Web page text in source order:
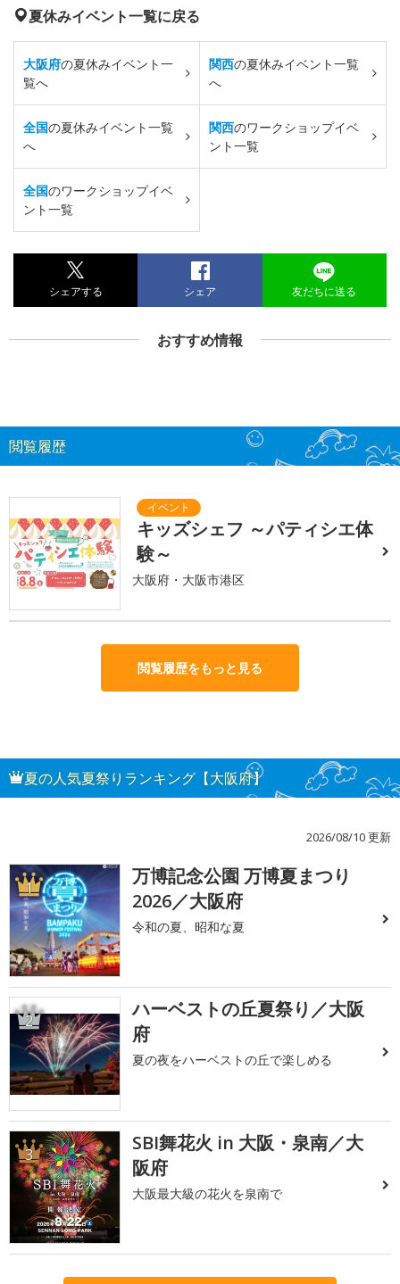
夏休みイベント一覧に戻る
大阪府の夏休みイベント一
覧へ
関西の夏休みイベント一覧
へ
全国の夏休みイベント一覧
へ
関西のワークショップイベ
ント一覧
全国のワークショップイベ
ント一覧
シェアする シェア 友だちに送る
おすすめ情報
閲覧履歴
キッズシェフ ～パティシエ体
験～
大阪府・大阪市港区
閲覧履歴をもっと見る
夏の人気夏祭りランキング【大阪府】
2026/08/10 更新
1
万博記念公園 万博夏まつり
2026／大阪府
令和の夏、昭和な夏
2
ハーベストの丘夏祭り／大阪
府
夏の夜をハーベストの丘で楽しめる
3
SBI舞花火 in 大阪・泉南／大
阪府
大阪最大級の花火を泉南で